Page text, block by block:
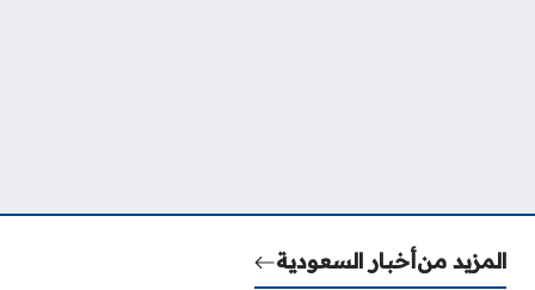
المزيد منأخبار السعودية